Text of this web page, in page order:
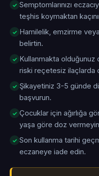
Semptomlarınızı
teşhis koymaktan
Hamilelik, emzirme
belirtin.
Kullanmakta olduğunuz
riski reçetesiz ilaçlarda
Şikayetiniz 3-5 günde
başvurun.
Çocuklar için ağırlığa
yaşa göre doz
Son kullanma tarihi
eczaneye iade edin.